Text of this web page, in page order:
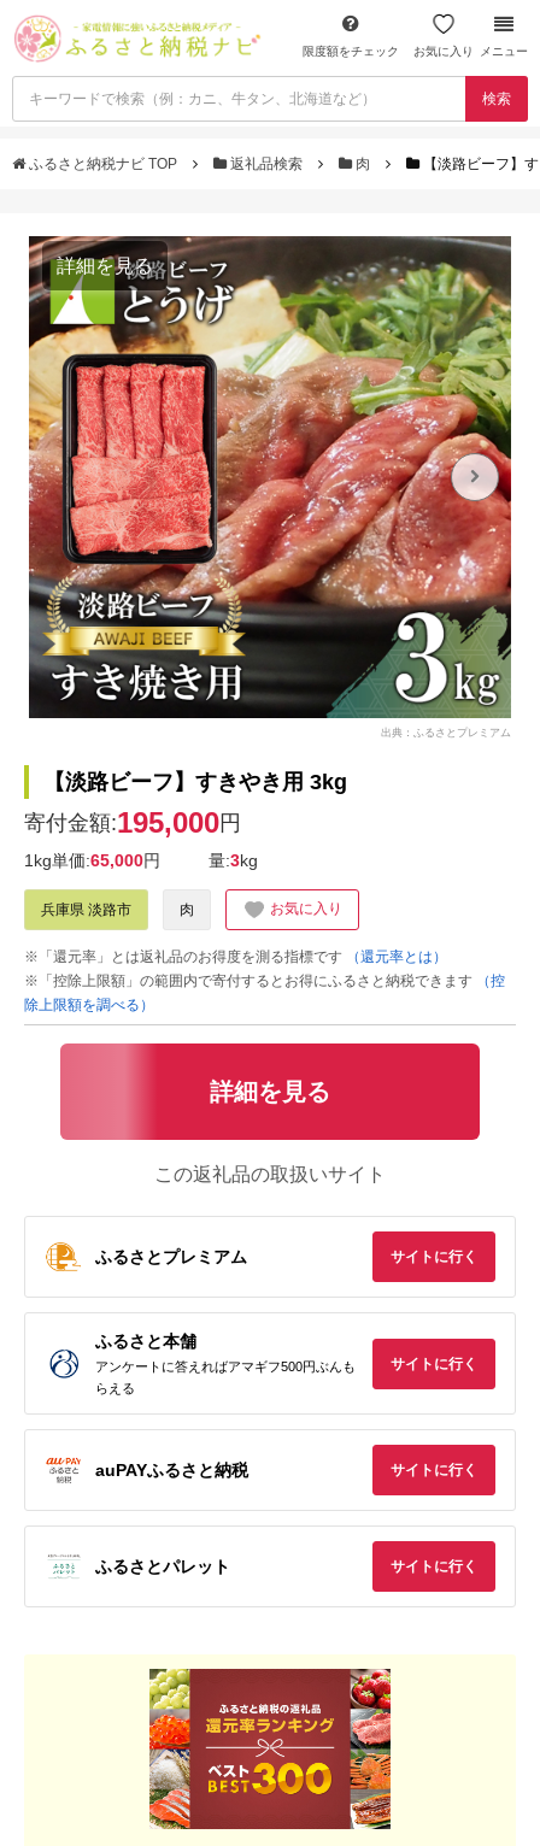
限度額をチェック お気に入り メニュー
検索
ふるさと納税ナビ TOP 返礼品検索 肉 【淡路ビーフ】
詳細を見る
出典：ふるさとプレミアム
【淡路ビーフ】すきやき用 3kg
寄付金額:195,000円
1kg単価:65,000円 量:3kg
兵庫県 淡路市 肉 お気に入り
※「還元率」とは返礼品のお得度を測る指標です
（還元率とは）
※「控除上限額」の範囲内で寄付するとお得にふるさと納税できます
（控
除上限額を調べる）
詳細を見る
この返礼品の取扱いサイト
ふるさとプレミアム サイトに行く
ふるさと本舗
アンケートに答えればアマギフ500円ぶんも
らえる
サイトに行く
auPAYふるさと納税 サイトに行く
ふるさとパレット サイトに行く